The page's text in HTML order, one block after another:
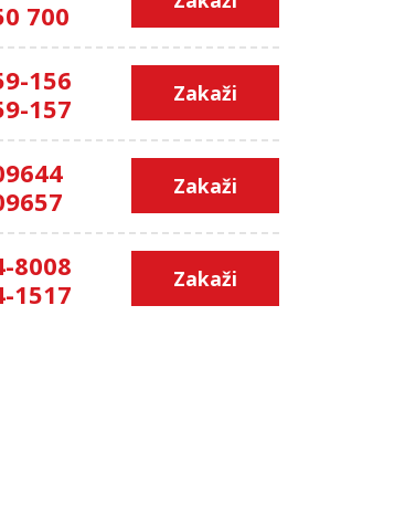
700
156
157
Zakaži
Zakaži
8008
1517
Zakaži